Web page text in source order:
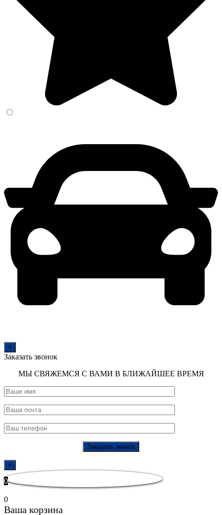
×
Заказать звонок
МЫ СВЯЖЕМСЯ С ВАМИ В БЛИЖАЙШЕЕ ВРЕМЯ
×
0
0
Ваша корзина